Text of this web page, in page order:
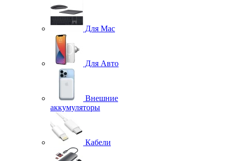
Для Mac
Для Авто
Внешние
аккумуляторы
Кабели